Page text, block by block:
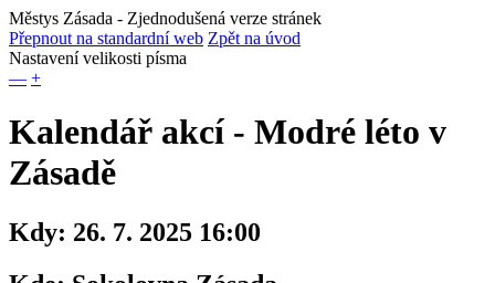
Městys Zásada - Zjednodušená verze stránek
Přepnout na standardní web Zpět na úvod
Nastavení velikosti písma
— +
Kalendář akcí - Modré léto v
Zásadě
Kdy: 26. 7. 2025 16:00